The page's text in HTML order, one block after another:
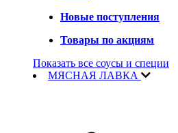
Новые поступления
Товары по акциям
Показать все соусы и специи
МЯСНАЯ ЛАВКА